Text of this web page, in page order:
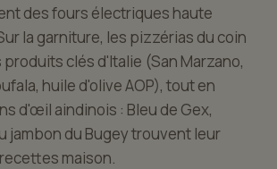
des fours électriques haute
la garniture, les pizzérias du coin
clés d'Italie (San Marzano,
huile d'olive AOP), tout en
d'œil aindinois : Bleu de Gex,
jambon du Bugey trouvent leur
maison.